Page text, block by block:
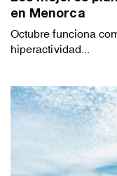
en Menorca
Octubre funciona
hiperactividad...